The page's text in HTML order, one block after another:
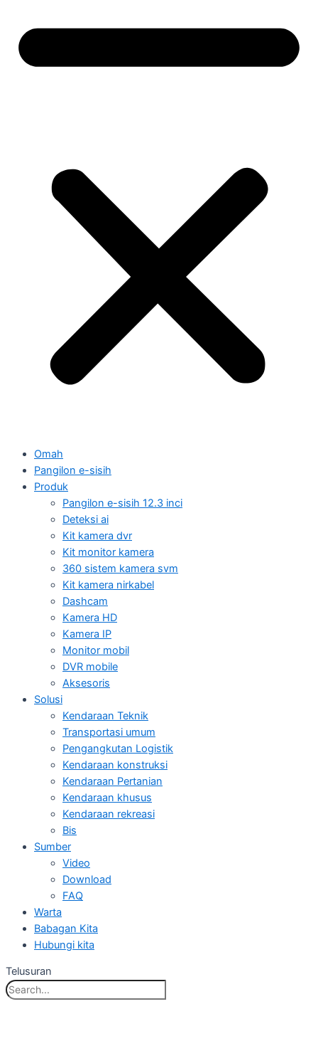
Omah
Pangilon e-sisih
Produk
Pangilon e-sisih 12.3 inci
Deteksi ai
Kit kamera dvr
Kit monitor kamera
360 sistem kamera svm
Kit kamera nirkabel
Dashcam
Kamera HD
Kamera IP
Monitor mobil
DVR mobile
Aksesoris
Solusi
Kendaraan Teknik
Transportasi umum
Pengangkutan Logistik
Kendaraan konstruksi
Kendaraan Pertanian
Kendaraan khusus
Kendaraan rekreasi
Bis
Sumber
Video
Download
FAQ
Warta
Babagan Kita
Hubungi kita
Telusuran